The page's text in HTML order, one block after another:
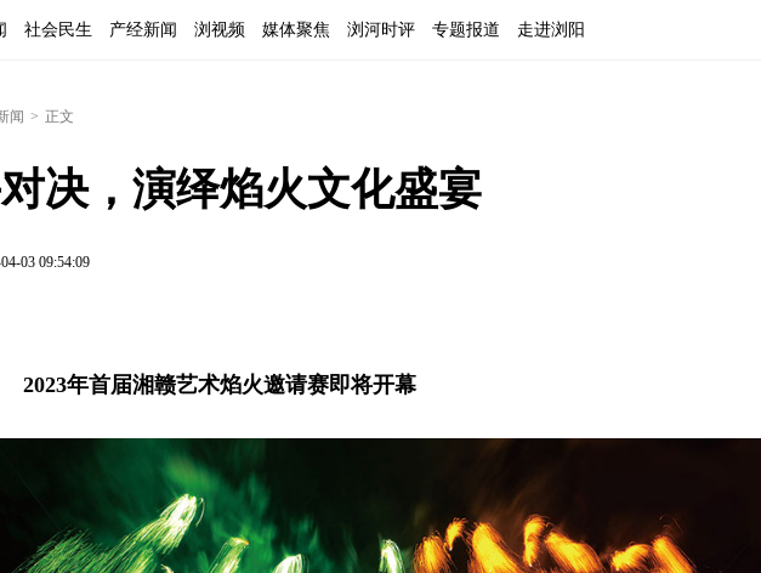
社会民生 产经新闻 浏视频 媒体聚焦 浏河时评 专题报道 走进浏阳
闻 > 正文
决，演绎焰火文化盛宴
03 09:54:09
2023年首届湘赣艺术焰火邀请赛即将开幕